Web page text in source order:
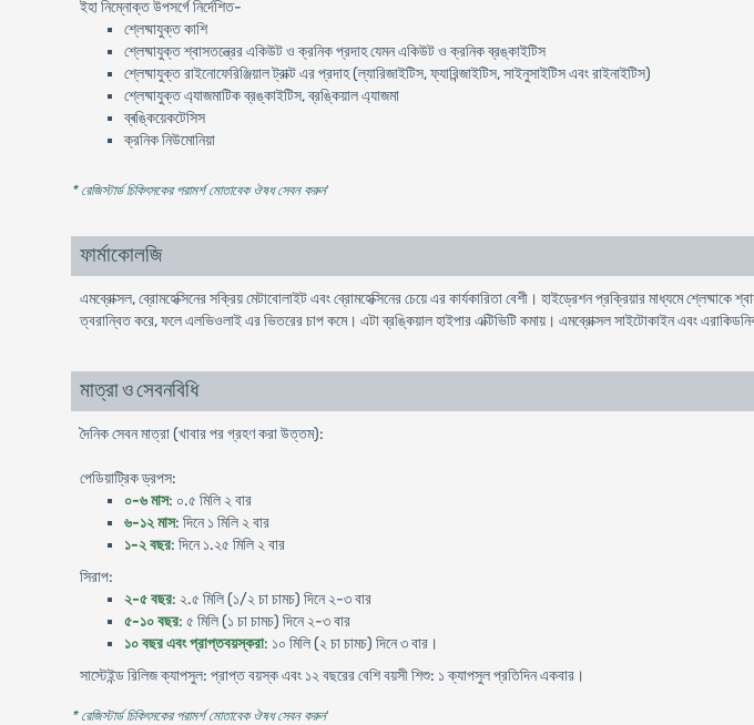
ইহা নিম্নোক্ত উপসর্গে নির্দেশিত-
শ্লেষ্মাযুক্ত কাশি
শ্লেষ্মাযুক্ত শ্বাসতন্ত্রের একিউট ও ক্রনিক প্রদাহ যেমন একিউট ও ক্রনিক ব্রঙ্কাইটিস
শ্লেষ্মাযুক্ত রাইনোফেরিঞ্জিয়াল ট্রাক্ট এর প্রদাহ (ল্যারিজাইটিস, ফ্যারিন্জাইটিস, সাইনুসাইটিস এবং রাইনাইটিস)
শ্লেষ্মাযুক্ত এ্যাজমাটিক ব্রঙ্কাইটিস, ব্রঙ্কিয়াল এ্যাজমা
ব্ৰঙ্কিয়েকটেসিস
ক্রনিক নিউমোনিয়া
* রেজিস্টার্ড চিকিৎসকের পরামর্শ মোতাবেক ঔষধ সেবন করুন'
ফার্মাকোলজি
এমব্রোক্সল, ব্রোমহেক্সিনের সক্রিয় মেটাবোলাইট এবং ব্রোমহেক্সিনের চেয়ে এর কার্যকারিতা বেশী। হাইড্রেশন প্রক্রিয়ার মাধ্যমে
ত্বরান্বিত করে, ফলে এলভিওলাই এর ভিতরের চাপ কমে। এটা ব্রঙ্কিয়াল হাইপার এক্টিভিটি কমায়। এমব্রোক্সল সাইটোকাইন এবং
মাত্রা ও সেবনবিধি
দৈনিক সেবন মাত্রা (খাবার পর গ্রহণ করা উত্তম):
পেডিয়াট্রিক ড্রপস:
০-৬ মাস: ০.৫ মিলি ২ বার
৬-১২ মাস: দিনে ১ মিলি ২ বার
১-২ বছর: দিনে ১.২৫ মিলি ২ বার
সিরাপ:
২-৫ বছর: ২.৫ মিলি (১/২ চা চামচ) দিনে ২-৩ বার
৫-১০ বছর: ৫ মিলি (১ চা চামচ) দিনে ২-৩ বার
১০ বছর এবং প্রাপ্তবয়স্করা: ১০ মিলি (২ চা চামচ) দিনে ৩ বার।
সাস্টেইন্ড রিলিজ ক্যাপসুল: প্রাপ্ত বয়স্ক এবং ১২ বছরের বেশি বয়সী শিশু: ১ ক্যাপসুল প্রতিদিন একবার।
* রেজিস্টার্ড চিকিৎসকের পরামর্শ মোতাবেক ঔষধ সেবন করুন'